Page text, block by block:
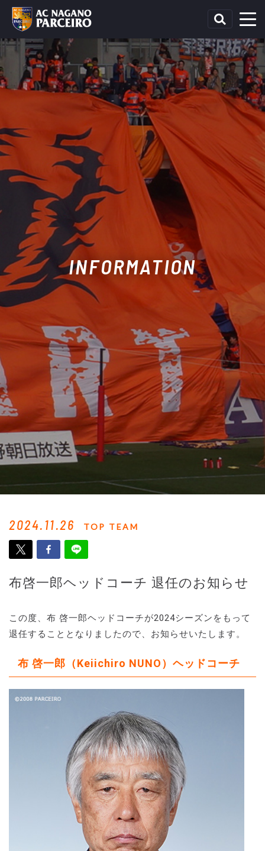
INFORMATION
2024.11.26 TOP TEAM
布啓一郎ヘッドコーチ 退任のお知らせ
この度、布 啓一郎ヘッドコーチが2024シーズンをもって
退任することとなりましたので、お知らせいたします。
布 啓一郎（Keiichiro NUNO）ヘッドコーチ